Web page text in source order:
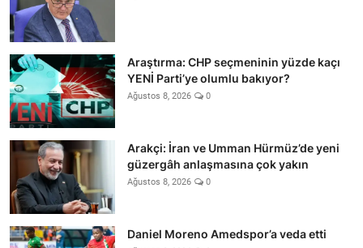
Araştırma: CHP seçmeninin yüzde kaçı
YENİ Parti’ye olumlu bakıyor?
Ağustos 8, 2026 0
Arakçi: İran ve Umman Hürmüz’de yeni
güzergâh anlaşmasına çok yakın
Ağustos 8, 2026 0
Daniel Moreno Amedspor’a veda etti